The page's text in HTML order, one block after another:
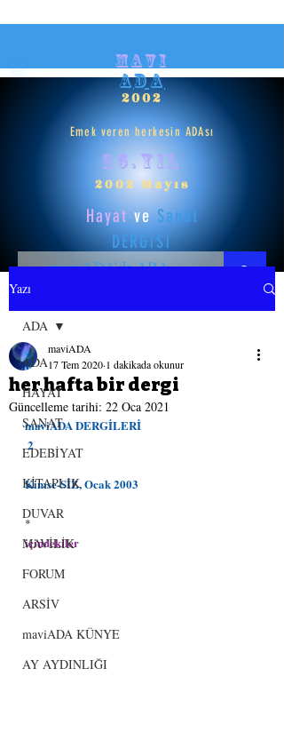
mavi
ADA
2002
Emek veren herkesin ADAsı
25.yıl
2002 Mayıs
HayatveSanat
DERGİSİ
GİRİŞ YAP
Yazı
ADA
HAYAT
SANAT
EDEBİYAT
KİTAPLIK
DUVAR
MAVİLİK
FORUM
ARSİV
maviADA KÜNYE
AY AYDINLIĞI
ADA
her hafta bir dergi
maviADA
17 Tem 2020 1 dakikada okunur
Güncelleme tarihi: 22 Oca 2021
maviADA DERGİLERİ
2
Kimse-SİZ, Ocak 2003
*
içindekiler